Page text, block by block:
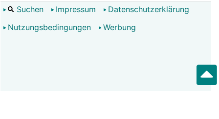
Suchen Impressum
Datenschutzerklärung
Nutzungsbedingungen
Werbung